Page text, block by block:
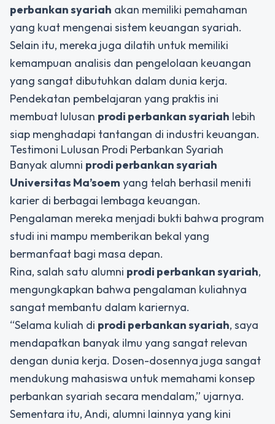
perbankan syariah akan memiliki pemahaman
yang kuat mengenai sistem keuangan syariah.
Selain itu, mereka juga dilatih untuk memiliki
kemampuan analisis dan pengelolaan keuangan
yang sangat dibutuhkan dalam dunia kerja.
Pendekatan pembelajaran yang praktis ini
membuat lulusan prodi perbankan syariah lebih
siap menghadapi tantangan di industri keuangan.
Testimoni Lulusan Prodi Perbankan Syariah
Banyak alumni prodi perbankan syariah
Universitas Ma’soem yang telah berhasil meniti
karier di berbagai lembaga keuangan.
Pengalaman mereka menjadi bukti bahwa program
studi ini mampu memberikan bekal yang
bermanfaat bagi masa depan.
Rina, salah satu alumni prodi perbankan syariah,
mengungkapkan bahwa pengalaman kuliahnya
sangat membantu dalam kariernya.
“Selama kuliah di prodi perbankan syariah, saya
mendapatkan banyak ilmu yang sangat relevan
dengan dunia kerja. Dosen-dosennya juga sangat
mendukung mahasiswa untuk memahami konsep
perbankan syariah secara mendalam,” ujarnya.
Sementara itu, Andi, alumni lainnya yang kini